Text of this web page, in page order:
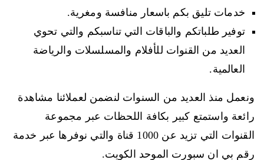
خدمات تليق بكم باسعار منافسة ومغرية.
توفير طلباتكم والباقات التي تناسبكم والتي تحوي
العديد من القنوات للأفلام والمسلسلات والرياضة
العالمية.
ونعمل منذ العديد من السنوات لنضمن لعملائنا مشاهدة
رائعة واستمتع كبير بكافة اللحظات عبر مجموعة
القنوات التي تزيد عن 1000 قناة والتي نوفرها عبر خدمة
رقم بي ان سبورت الموحد الكويت.